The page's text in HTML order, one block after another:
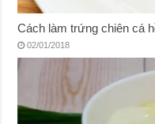
Cách làm trứng chiên cá
02/01/2018